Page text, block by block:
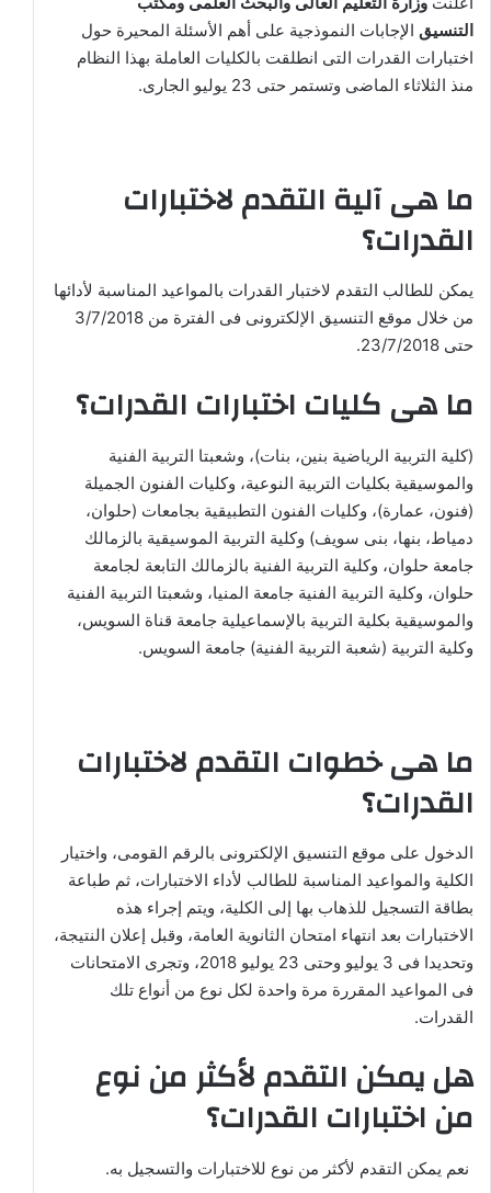
التنسيق الإجابات النموذجية على أهم الأسئلة المحيرة حول
اختبارات القدرات التى انطلقت بالكليات العاملة بهذا النظام
منذ الثلاثاء الماضى وتستمر حتى 23 يوليو الجارى.
ما هى آلية التقدم لاختبارات
القدرات؟
يمكن للطالب التقدم لاختبار القدرات بالمواعيد المناسبة لأدائها
من خلال موقع التنسيق الإلكترونى فى الفترة من 3/7/2018
حتى 23/7/2018.
ما هى كليات اختبارات القدرات؟
(كلية التربية الرياضية بنين، بنات)، وشعبتا التربية الفنية
والموسيقية بكليات التربية النوعية، وكليات الفنون الجميلة
(فنون، عمارة)، وكليات الفنون التطبيقية بجامعات (حلوان،
دمياط، بنها، بنى سويف) وكلية التربية الموسيقية بالزمالك
جامعة حلوان، وكلية التربية الفنية بالزمالك التابعة لجامعة
حلوان، وكلية التربية الفنية جامعة المنيا، وشعبتا التربية الفنية
والموسيقية بكلية التربية بالإسماعيلية جامعة قناة السويس،
وكلية التربية (شعبة التربية الفنية) جامعة السويس.
ما هى خطوات التقدم لاختبارات
القدرات؟
الدخول على موقع التنسيق الإلكترونى بالرقم القومى، واختيار
الكلية والمواعيد المناسبة للطالب لأداء الاختبارات، ثم طباعة
بطاقة التسجيل للذهاب بها إلى الكلية، ويتم إجراء هذه
الاختبارات بعد انتهاء امتحان الثانوية العامة، وقبل إعلان النتيجة،
وتحديدا فى 3 يوليو وحتى 23 يوليو 2018، وتجرى الامتحانات
فى المواعيد المقررة مرة واحدة لكل نوع من أنواع تلك
القدرات.
هل يمكن التقدم لأكثر من نوع
من اختبارات القدرات؟
نعم يمكن التقدم لأكثر من نوع للاختبارات والتسجيل به.